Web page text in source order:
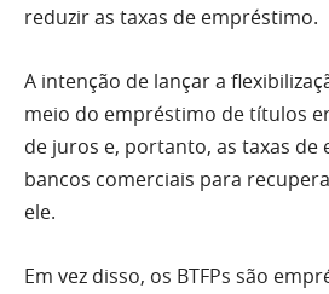
reduzir as taxas de empréstimo.
A intenção de lançar a
meio do empréstimo de títulos
de juros e, portanto, as taxas de
bancos comerciais para
ele.
Em vez disso, os BTFPs são